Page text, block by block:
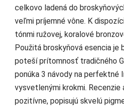
celkovo ladená do
veľmi príjemné vône. K
tónmi ružovej, koralové
Použitá broskyňová esencia je
poteší prítomnosť tradičného
ponúka 3 návody na perfektné
vysvetlenými krokmi.
pozitívne, popisujú skvelú